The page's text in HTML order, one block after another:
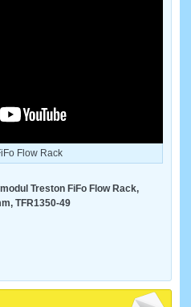
Flow Rack
Treston FiFo Flow Rack,
TFR1350-49